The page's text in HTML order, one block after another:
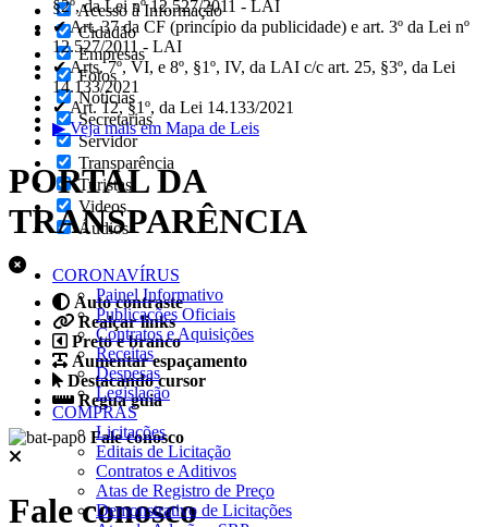
Acesso à Informação
Cidadão
Empresas
Fotos
Notícias
Secretarias
Servidor
Transparência
Turistas
Videos
Áudios
Auto contraste
Realçar links
Preto e branco
Aumentar espaçamento
Destacando cursor
Regua guia
Fale conosco
Fale conosco
§2º, da Lei nº 12.527/2011 - LAI
✔ Art. 37 da CF (princípio da publicidade) e art. 3º da Lei nº
12.527/2011 - LAI
✔ Arts. 7º, VI, e 8º, §1º, IV, da LAI c/c art. 25, §3º, da Lei
14.133/2021
✔ Art. 12, §1º, da Lei 14.133/2021
▶ Veja mais em Mapa de Leis
PORTAL DA
TRANSPARÊNCIA
CORONAVÍRUS
Painel Informativo
Publicações Oficiais
Contratos e Aquisições
Receitas
Despesas
Legislação
COMPRAS
Licitações
Editais de Licitação
Contratos e Aditivos
Atas de Registro de Preço
Demonstrativo de Licitações